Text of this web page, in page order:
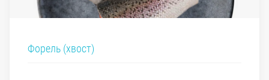
Форель (хвост)